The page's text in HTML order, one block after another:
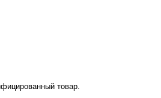
товар.